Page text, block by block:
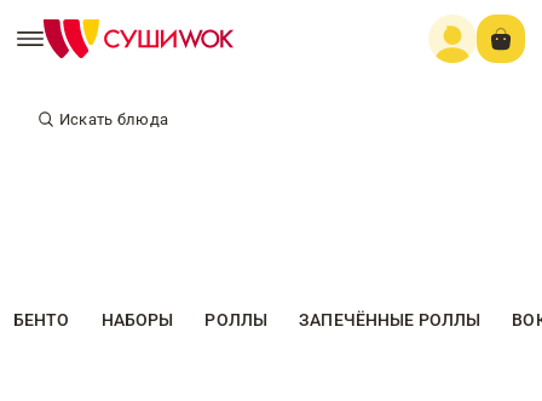
Искать блюда
БЕНТО НАБОРЫ РОЛЛЫ ЗАПЕЧЁННЫЕ РОЛЛЫ